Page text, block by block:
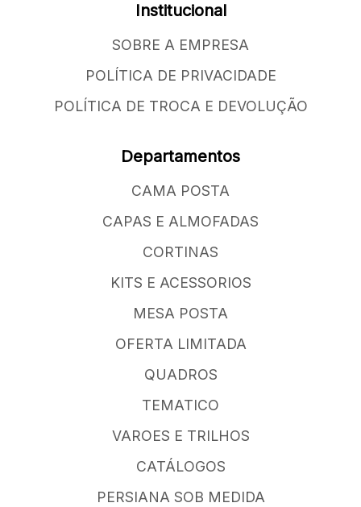
Institucional
SOBRE A EMPRESA
POLÍTICA DE PRIVACIDADE
POLÍTICA DE TROCA E DEVOLUÇÃO
Departamentos
CAMA POSTA
CAPAS E ALMOFADAS
CORTINAS
KITS E ACESSORIOS
MESA POSTA
OFERTA LIMITADA
QUADROS
TEMATICO
VAROES E TRILHOS
CATÁLOGOS
PERSIANA SOB MEDIDA